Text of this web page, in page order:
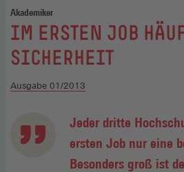
Akademiker
:
IM ERSTEN JOB
SICHERHEIT
Ausgabe 01/2013
Jeder dritte
ersten Job nur eine
Besonders groß ist